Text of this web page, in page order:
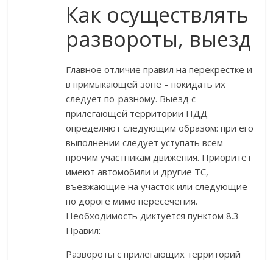
Как осуществлять
развороты, выезд
Главное отличие правил на перекрестке и
в примыкающей зоне – покидать их
следует по-разному. Выезд с
прилегающей территории ПДД
определяют следующим образом: при его
выполнении следует уступать всем
прочим участникам движения. Приоритет
имеют автомобили и другие ТС,
въезжающие на участок или следующие
по дороге мимо пересечения.
Необходимость диктуется пунктом 8.3
Правил:
Развороты с прилегающих территорий